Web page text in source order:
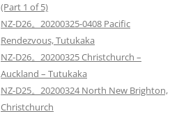
(Part 1 of 5)
NZ-D26。20200325-0408 Pacific
Rendezvous, Tutukaka
NZ-D26。20200325 Christchurch –
Auckland – Tutukaka
NZ-D25。20200324 North New Brighton,
Christchurch